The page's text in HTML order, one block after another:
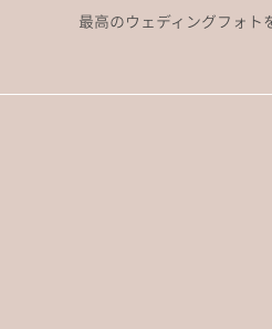
最高のウェディングフォト